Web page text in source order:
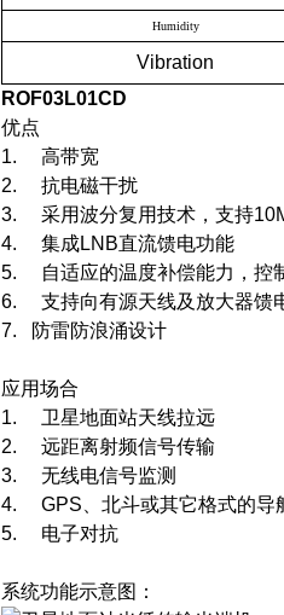
Humidity
Vibration
ROF03L01CD
优点
1. 高带宽
2. 抗电磁干扰
3. 采用波分复用技术，支持
4. 集成LNB直流馈电功能
5. 自适应的温度补偿能力，控
6. 支持向有源天线及放大器馈
7. 防雷防浪涌设计
应用场合
1. 卫星地面站天线拉远
2. 远距离射频信号传输
3. 无线电信号监测
4. GPS、北斗或其它格式的导
5. 电子对抗
系统功能示意图：